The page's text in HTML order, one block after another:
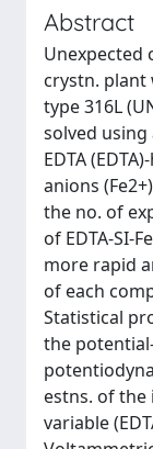
Abstract
Unexpected
crystn.
type 316L
solved
EDTA
anions
the no. of
of EDTA-SI-
more rapid
of each
Statistical
the
estns. of
variable